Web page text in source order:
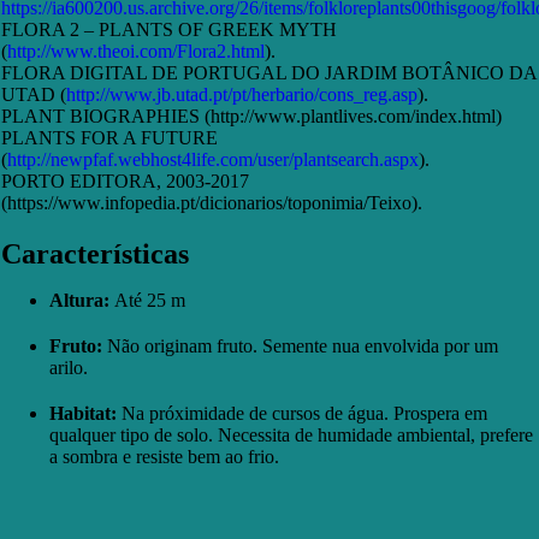
https://ia600200.us.archive.org/26/items/folkloreplants00thisgoog/
FLORA 2 – PLANTS OF GREEK MYTH
(http://www.theoi.com/Flora2.html).
FLORA DIGITAL DE PORTUGAL DO JARDIM BOTÂNICO DA
UTAD (http://www.jb.utad.pt/pt/herbario/cons_reg.asp).
PLANT BIOGRAPHIES (http://www.plantlives.com/index.html)
PLANTS FOR A FUTURE
(http://newpfaf.webhost4life.com/user/plantsearch.aspx).
PORTO EDITORA, 2003-2017
(https://www.infopedia.pt/dicionarios/toponimia/Teixo).
Características
Altura: Até 25 m
Fruto:Não originam fruto. Semente nua envolvida por um
arilo.
Habitat: Na próximidade de cursos de água. Prospera em
qualquer tipo de solo. Necessita de humidade ambiental, prefere
a sombra e resiste bem ao frio.